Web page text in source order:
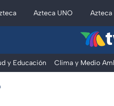
Azteca UNO Azteca
y Educación Clima y Medio